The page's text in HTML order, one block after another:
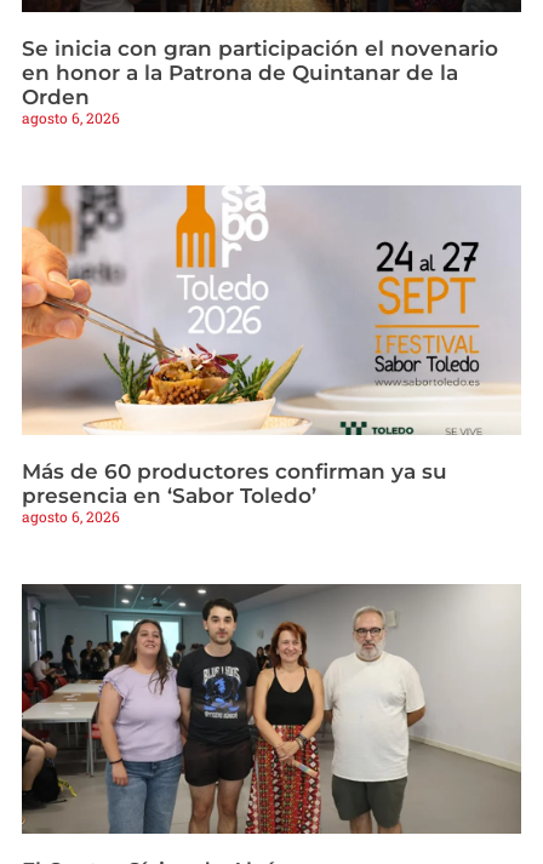
Se inicia con gran participación el novenario
en honor a la Patrona de Quintanar de la
Orden
agosto 6, 2026
Más de 60 productores confirman ya su
presencia en ‘Sabor Toledo’
agosto 6, 2026